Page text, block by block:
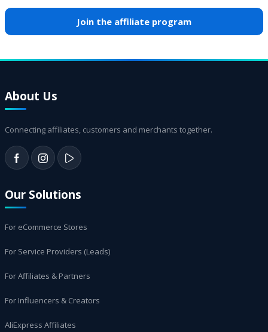
Join the affiliate program
About Us
Connecting affiliates, customers and merchants together.
Our Solutions
For eCommerce Stores
For Service Providers (Leads)
For Affiliates & Partners
For Influencers & Creators
AliExpress Affiliates